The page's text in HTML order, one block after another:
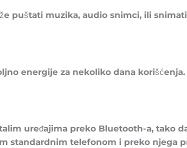
puštati muzika, audio snimci, ili
energije za nekoliko dana korišćenja.
uređajima preko Bluetooth-a, tako
standardnim telefonom i preko njega